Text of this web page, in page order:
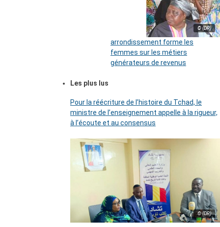
© (DR)
arrondissement forme les
femmes sur les métiers
générateurs de revenus
Les plus lus
Pour la réécriture de l’histoire du Tchad, le
ministre de l’enseignement appelle à la rigueur,
à l’écoute et au consensus
© (DR)